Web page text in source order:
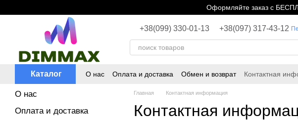
Оформляйте заказ с
+38(099) 330-01-13 +38(097) 317-43-12
Каталог О нас Оплата и доставка Обмен и возврат Контактная
Главная Контактная информация
Контактная
О нас
Оплата и доставка